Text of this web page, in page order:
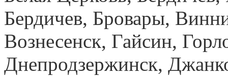
Бердичев, Бровары,
Вознесенск, Гайсин,
Днепродзержинск,